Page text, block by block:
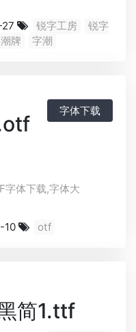
锐字工房
锐字
牌 字潮
字体下载
字体下载,字体大
10 otf
简1.ttf